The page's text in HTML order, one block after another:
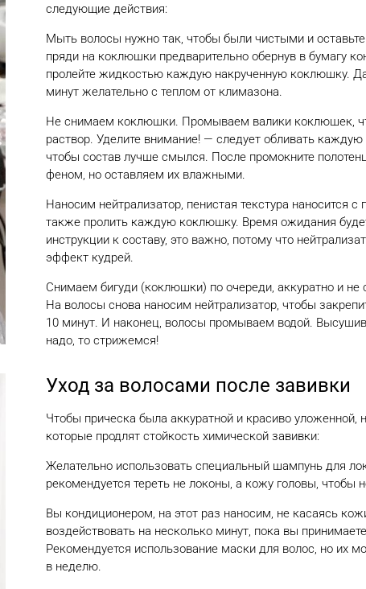
следующие действия:
Мыть волосы нужно так, чтобы были чистыми и
пряди на коклюшки предварительно обернув в бумагу
пролейте жидкостью каждую накрученную коклюшку.
минут желательно с теплом от климазона.
Не снимаем коклюшки. Промываем валики коклюшек,
раствор. Уделите внимание! — следует обливать
чтобы состав лучше смылся. После промокните
феном, но оставляем их влажными.
Наносим нейтрализатор, пенистая текстура наносится
также пролить каждую коклюшку. Время ожидания
инструкции к составу, это важно, потому что
эффект кудрей.
Снимаем бигуди (коклюшки) по очереди, аккуратно и не
На волосы снова наносим нейтрализатор, чтобы
10 минут. И наконец, волосы промываем водой.
надо, то стрижемся!
Уход за волосами после завивки
Чтобы прическа была аккуратной и красиво уложенной,
которые продлят стойкость химической завивки:
Желательно использовать специальный шампунь для
рекомендуется тереть не локоны, а кожу головы, чтобы
Вы кондиционером, на этот раз наносим, не касаясь
воздействовать на несколько минут, пока вы
Рекомендуется использование маски для волос, но их
в неделю.